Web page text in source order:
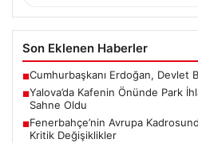
Son Eklenen Haberler
■Cumhurbaşkanı Erdoğan, Devlet
■Yalova’da Kafenin Önünde Park
Sahne Oldu
■Fenerbahçe’nin Avrupa
Kritik Değişiklikler